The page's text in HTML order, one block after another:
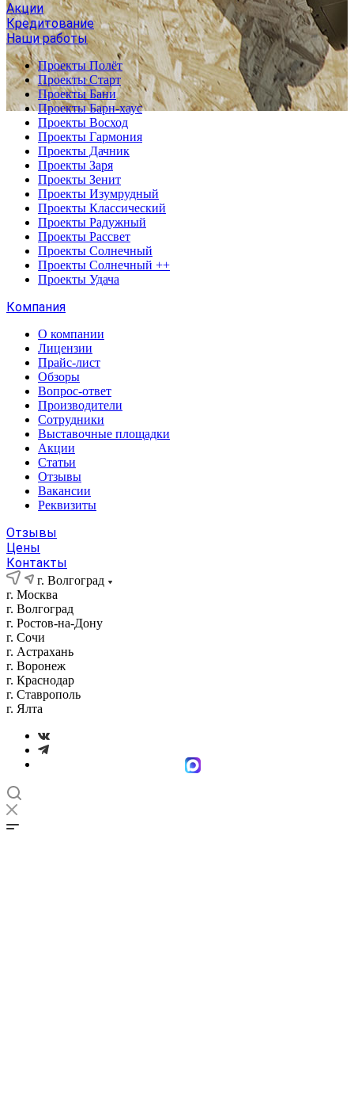
Акции
Кредитование
Наши работы
Проекты Полёт
Проекты Старт
Проекты Бани
Проекты Барн-хаус
Проекты Восход
Проекты Гармония
Проекты Дачник
Проекты Заря
Проекты Зенит
Проекты Изумрудный
Проекты Классический
Проекты Радужный
Проекты Рассвет
Проекты Солнечный
Проекты Солнечный ++
Проекты Удача
Компания
О компании
Лицензии
Прайс-лист
Обзоры
Вопрос-ответ
Производители
Сотрудники
Выставочные площадки
Акции
Статьи
Отзывы
Вакансии
Реквизиты
Отзывы
Цены
Контакты
г. Волгоград
г. Москва
г. Волгоград
г. Ростов-на-Дону
г. Сочи
г. Астрахань
г. Воронеж
г. Краснодар
г. Ставрополь
г. Ялта